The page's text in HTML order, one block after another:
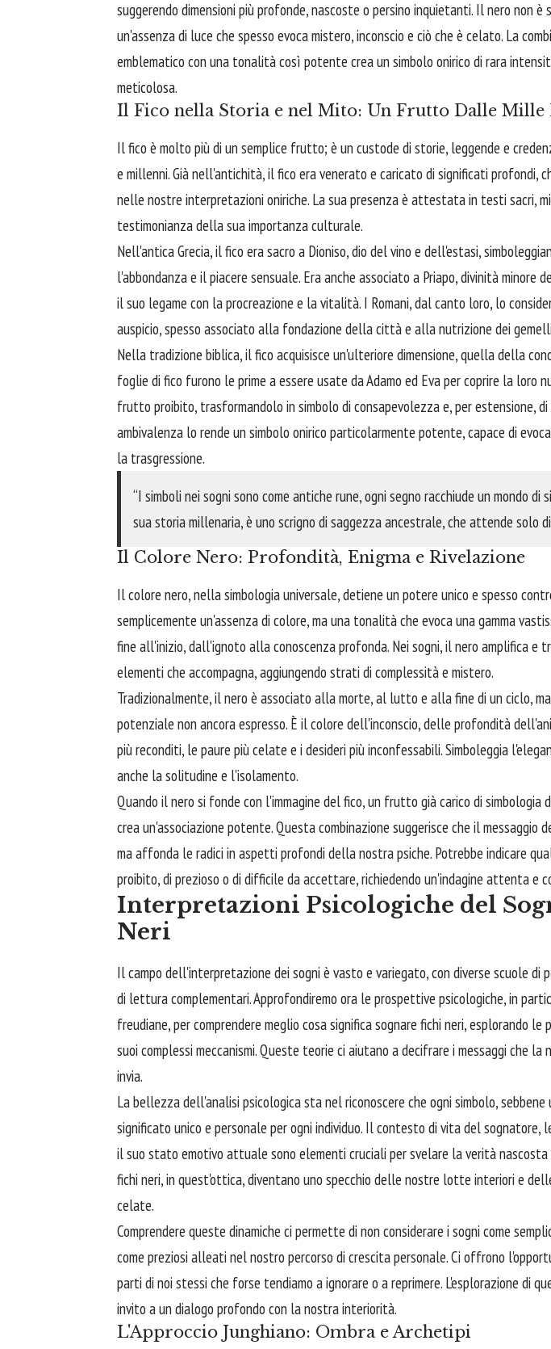
suggerendo dimensioni più profonde, nascoste o persino inquietanti. Il nero non è
un'assenza di luce che spesso evoca mistero, inconscio e ciò che è celato. La
emblematico con una tonalità così potente crea un simbolo onirico di rara
meticolosa.
Il Fico nella Storia e nel Mito: Un Frutto Dalle Mille
Il fico è molto più di un semplice frutto; è un custode di storie, leggende e
e millenni. Già nell'antichità, il fico era venerato e caricato di significati profondi,
nelle nostre interpretazioni oniriche. La sua presenza è attestata in testi sacri,
testimonianza della sua importanza culturale.
Nell'antica Grecia, il fico era sacro a Dioniso, dio del vino e dell'estasi,
l'abbondanza e il piacere sensuale. Era anche associato a Priapo, divinità minore
il suo legame con la procreazione e la vitalità. I Romani, dal canto loro, lo
auspicio, spesso associato alla fondazione della città e alla nutrizione dei
Nella tradizione biblica, il fico acquisisce un'ulteriore dimensione, quella della
foglie di fico furono le prime a essere usate da Adamo ed Eva per coprire la loro
frutto proibito, trasformandolo in simbolo di consapevolezza e, per estensione,
ambivalenza lo rende un simbolo onirico particolarmente potente, capace di
la trasgressione.
“I simboli nei sogni sono come antiche rune, ogni segno racchiude un mondo di
sua storia millenaria, è uno scrigno di saggezza ancestrale, che attende solo
Il Colore Nero: Profondità, Enigma e Rivelazione
Il colore nero, nella simbologia universale, detiene un potere unico e spesso
semplicemente un'assenza di colore, ma una tonalità che evoca una gamma
fine all'inizio, dall'ignoto alla conoscenza profonda. Nei sogni, il nero amplifica e
elementi che accompagna, aggiungendo strati di complessità e mistero.
Tradizionalmente, il nero è associato alla morte, al lutto e alla fine di un ciclo,
potenziale non ancora espresso. È il colore dell'inconscio, delle profondità
più reconditi, le paure più celate e i desideri più inconfessabili. Simboleggia
anche la solitudine e l'isolamento.
Quando il nero si fonde con l'immagine del fico, un frutto già carico di
crea un'associazione potente. Questa combinazione suggerisce che il messaggio
ma affonda le radici in aspetti profondi della nostra psiche. Potrebbe indicare
proibito, di prezioso o di difficile da accettare, richiedendo un'indagine attenta e
Interpretazioni Psicologiche del
Neri
Il campo dell'interpretazione dei sogni è vasto e variegato, con diverse scuole di
di lettura complementari. Approfondiremo ora le prospettive psicologiche, in
freudiane, per comprendere meglio cosa significa sognare fichi neri, esplorando
suoi complessi meccanismi. Queste teorie ci aiutano a decifrare i messaggi che la
invia.
La bellezza dell'analisi psicologica sta nel riconoscere che ogni simbolo, sebbene
significato unico e personale per ogni individuo. Il contesto di vita del sognatore,
il suo stato emotivo attuale sono elementi cruciali per svelare la verità nascosta
fichi neri, in quest'ottica, diventano uno specchio delle nostre lotte interiori e
celate.
Comprendere queste dinamiche ci permette di non considerare i sogni come
come preziosi alleati nel nostro percorso di crescita personale. Ci offrono
parti di noi stessi che forse tendiamo a ignorare o a reprimere. L'esplorazione di
invito a un dialogo profondo con la nostra interiorità.
L'Approccio Junghiano: Ombra e Archetipi